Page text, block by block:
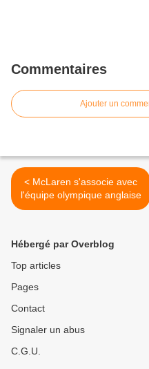
Commentaires
Ajouter un
< McLaren s'associe avec
l'équipe olympique anglaise
Hébergé par Overblog
Top articles
Pages
Contact
Signaler un abus
C.G.U.